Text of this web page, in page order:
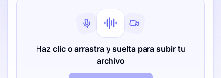
Haz clic o arrastra y suelta para subir tu
archivo